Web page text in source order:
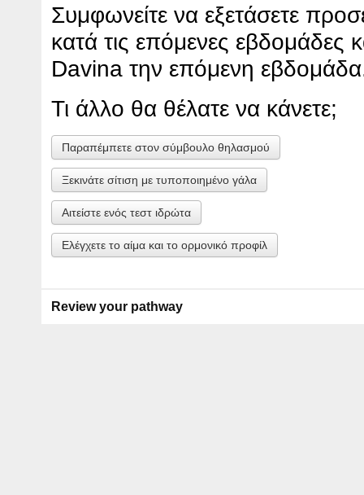
Συμφωνείτε να εξετάσετε
κατά τις επόμενες εβδομάδες
Davina την επόμενη
Τι άλλο θα θέλατε να κάνετε;
Παραπέμπετε στον σύμβουλο θηλασμού
Ξεκινάτε σίτιση με τυποποιημένο γάλα
Αιτείστε ενός τεστ ιδρώτα
Ελέγχετε τo αίμα και το ορμονικό προφίλ
Review your pathway